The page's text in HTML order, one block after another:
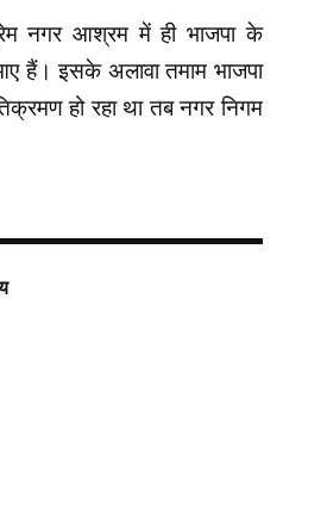
नगर आश्रम में ही भाजपा के
हैं। इसके अलावा तमाम भाजपा
हो रहा था तब नगर निगम